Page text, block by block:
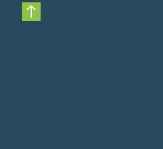
Nach oben scrollen